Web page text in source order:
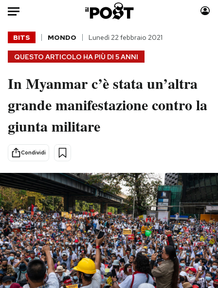
Auto
HOME
Italia
Mondo
Politica
Tecnologia
Scienza
Economia
Sport
Moda
Consumismi
Altrecose
Mondiali calcio 2026
PODCAST
NEWSLETTER
QUESTO ARTICOLO HA PIÙ DI 5 ANNI
BITS MONDO Lunedì 22 febbraio 2021
In Myanmar c’è stata un’altra
grande manifestazione contro la
giunta militare
Condividi